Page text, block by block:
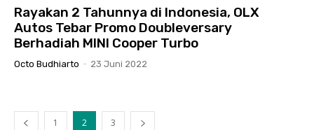
Rayakan 2 Tahunnya di Indonesia, OLX
Autos Tebar Promo Doubleversary
Berhadiah MINI Cooper Turbo
Octo Budhiarto - 23 Juni 2022
1 2 3